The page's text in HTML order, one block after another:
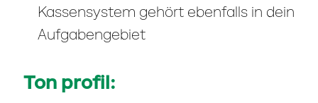
Kassensystem gehört ebenfalls in dein
Aufgabengebiet
Ton profil: